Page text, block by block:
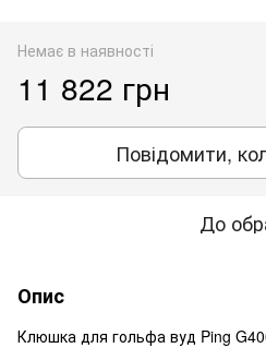
Немає в наявності
11 822 грн
Повідомити,
До
Опис
Клюшка для гольфа вуд Ping